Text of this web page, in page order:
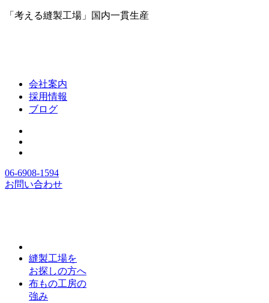
「考える縫製工場」国内一貫生産
会社案内
採用情報
ブログ
06-6908-1594
お問い合わせ
縫製工場を
お探しの方へ
布もの工房の
強み